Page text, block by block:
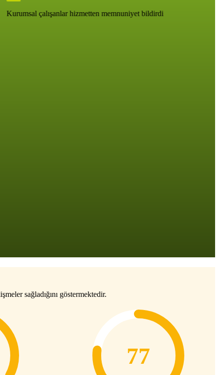
Kurumsal çalışanlar hizmetten memnuniyet bildirdi
sağladığını göstermektedir.
77